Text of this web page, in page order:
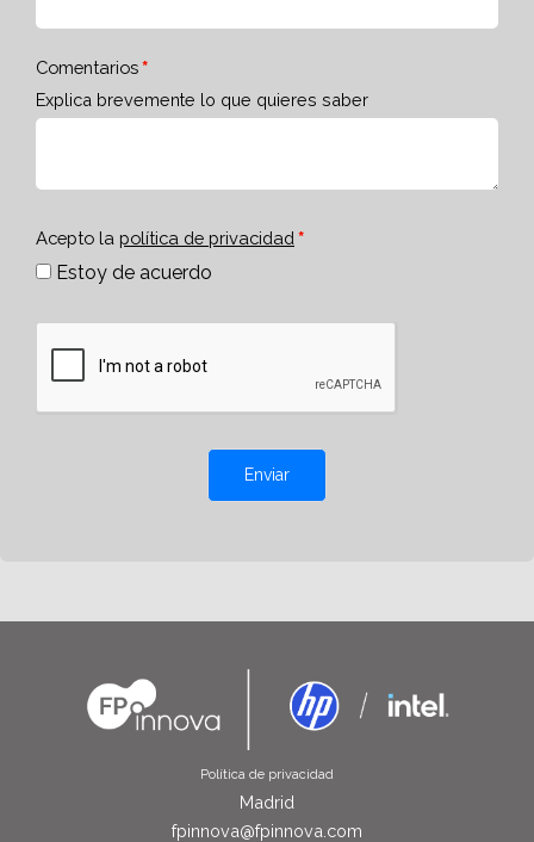
Comentarios
Explica brevemente lo que quieres saber
Acepto la política de privacidad
Estoy de acuerdo
Enviar
Política de privacidad
Madrid
fpinnova@fpinnova.com